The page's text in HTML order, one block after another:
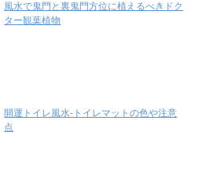
風水で鬼門と裏鬼門方位に植えるべきドク
ター観葉植物
開運トイレ風水-トイレマットの色や注意
点